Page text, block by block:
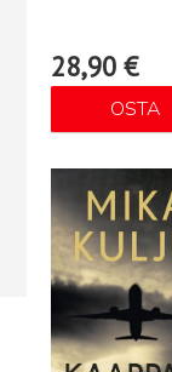
28,90 €
OSTA